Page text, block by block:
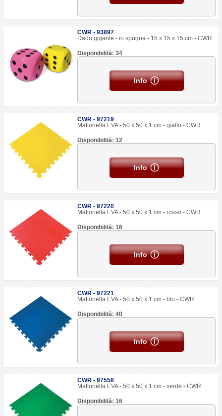
CWR - 93897
Dado gigante - in spugna - 15 x 15 x 15 cm - CWR
Disponibilità: 34
Info
CWR - 97219
Mattonella EVA - 50 x 50 x 1 cm - giallo - CWR
Disponibilità: 12
Info
CWR - 97220
Mattonella EVA - 50 x 50 x 1 cm - rosso - CWR
Disponibilità: 16
Info
CWR - 97221
Mattonella EVA - 50 x 50 x 1 cm - blu - CWR
Disponibilità: 40
Info
CWR - 97558
Mattonella EVA - 50 x 50 x 1 cm - verde - CWR
Disponibilità: 16